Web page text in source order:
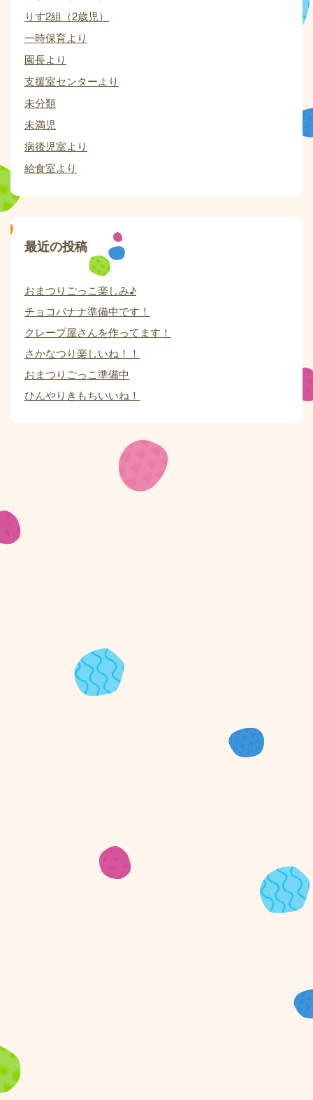
りす2組（2歳児）
一時保育より
園長より
支援室センターより
未分類
未満児
病後児室より
給食室より
最近の投稿
おまつりごっこ楽しみ♪
チョコバナナ準備中です！
クレープ屋さんを作ってます！
さかなつり楽しいね！！
おまつりごっこ準備中
ひんやりきもちいいね！